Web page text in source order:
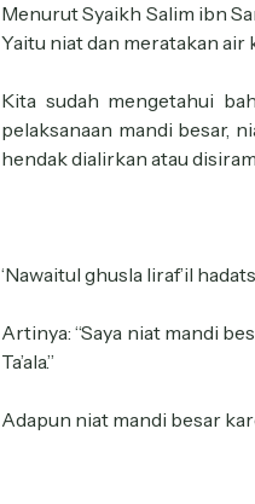
Menurut Syaikh Salim ibn
Yaitu niat dan meratakan air
Kita sudah mengetahui
pelaksanaan mandi besar,
hendak dialirkan atau
‘Nawaitul ghusla liraf’il
Artinya: “Saya niat mandi
Ta’ala.”
Adapun niat mandi besar